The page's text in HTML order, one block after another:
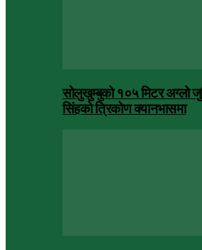
सोलुखुम्बुको १०५ मिटर अग्लो
सिंहको त्रिकोण क्यानभासमा